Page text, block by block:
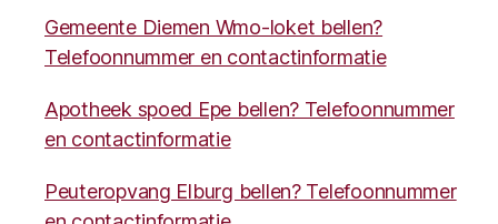
Gemeente Diemen Wmo-loket bellen?
Telefoonnummer en contactinformatie
Apotheek spoed Epe bellen? Telefoonnummer
en contactinformatie
Peuteropvang Elburg bellen? Telefoonnummer